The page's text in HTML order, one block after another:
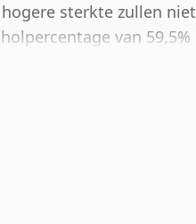
sterkte zullen niet
van 59,5%